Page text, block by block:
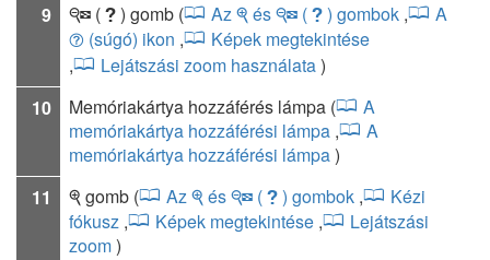
9
W ( Q ) gomb ( AzX ésW (Q ) gombok , A
d (súgó) ikon ,
Képek megtekintése
,
Lejátszási zoom használata)
10
Memóriakártya hozzáférés lámpa (
A
memóriakártya hozzáférési lámpa ,
A
memóriakártya hozzáférési lámpa)
11
X gomb ( AzX ésW (Q ) gombok ,
Kézi
fókusz , Képek megtekintése ,
Lejátszási
zoom)